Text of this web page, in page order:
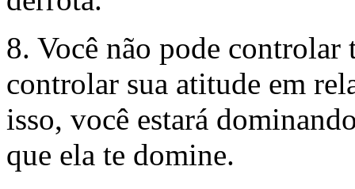
8. Você não pode controlar
controlar sua atitude em
isso, você estará
que ela te domine.